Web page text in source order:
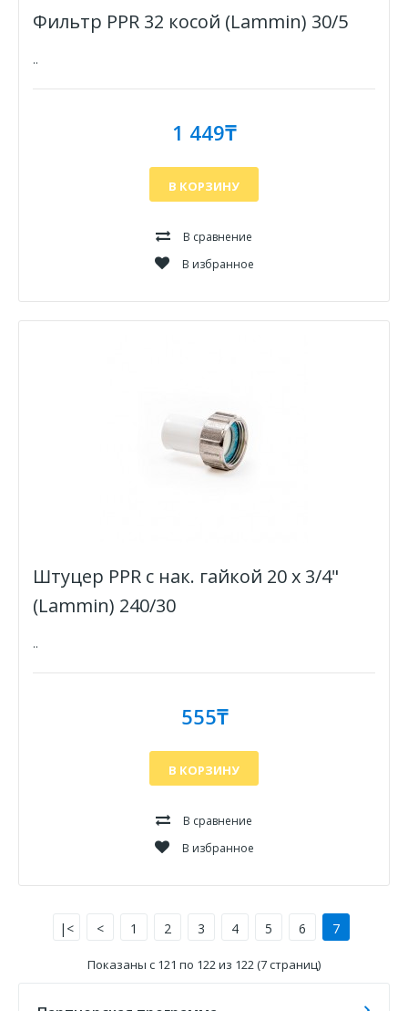
Фильтр PPR 32 косой (Lammin) 30/5
..
1 449₸
В КОРЗИНУ
В сравнение
В избранное
Штуцер PPR с нак. гайкой 20 х 3/4"
(Lammin) 240/30
..
555₸
В КОРЗИНУ
В сравнение
В избранное
|< < 1 2 3 4 5 6 7
Показаны с 121 по 122 из 122 (7 страниц)